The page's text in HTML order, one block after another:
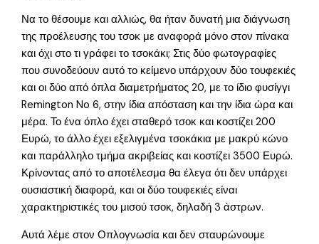
Να το θέσουμε και αλλιώς, θα ήταν δυνατή μια διάγνωση
της προέλευσης του τσοκ με αναφορά μόνο στον πίνακα
και όχι στο τι γράφει το τσοκάκι; Στις δύο φωτογραφίες
που συνοδεύουν αυτό το κείμενο υπάρχουν δύο τουφεκιές
και οι δύο από όπλα διαμετρήματος 20, με το ίδιο φυσίγγι
Remington No 6, στην ίδια απόσταση και την ίδια ώρα και
μέρα. Το ένα όπλο έχει σταθερό τσοκ και κοστίζει 200
Ευρώ, το άλλο έχει εξελιγμένα τσοκάκια με μακρύ κώνο
και παράλληλο τμήμα ακριβείας και κοστίζει 3500 Ευρώ.
Κρίνοντας από το αποτέλεσμα θα έλεγα ότι δεν υπάρχει
ουσιαστική διαφορά, και οι δύο τουφεκιές είναι
χαρακτηριστικές του μισού τσοκ, δηλαδή 3 άστρων.
Αυτά λέμε στον Οπλογνωσία και δεν σταυρώνουμε